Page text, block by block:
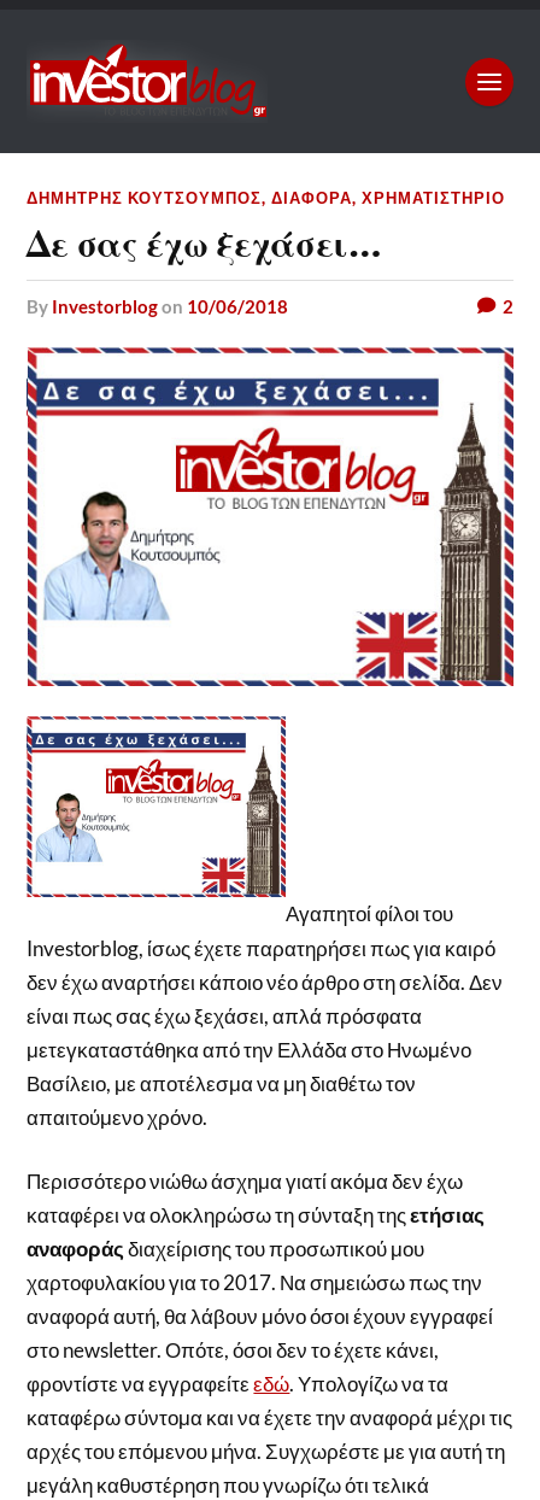
ΔΗΜΉΤΡΗΣ ΚΟΥΤΣΟΥΜΠΌΣ,ΔΙΆΦΟΡΑ,ΧΡΗΜΑΤΙΣΤΉΡΙΟ
Δε σας έχω ξεχάσει…
by Investorblogon 10/06/2018 2
Αγαπητοί φίλοι του
Investorblog, ίσως έχετε παρατηρήσει πως για καιρό
δεν έχω αναρτήσει κάποιο νέο άρθρο στη σελίδα. Δεν
είναι πως σας έχω ξεχάσει, απλά πρόσφατα
μετεγκαταστάθηκα από την Ελλάδα στο Ηνωμένο
Βασίλειο, με αποτέλεσμα να μη διαθέτω τον
απαιτούμενο χρόνο.
Περισσότερο νιώθω άσχημα γιατί ακόμα δεν έχω
καταφέρει να ολοκληρώσω τη σύνταξη τηςετήσιας
αναφοράςδιαχείρισης του προσωπικού μου
χαρτοφυλακίου για το 2017. Να σημειώσω πως την
αναφορά αυτή, θα λάβουν μόνο όσοι έχουν εγγραφεί
στο newsletter. Οπότε, όσοι δεν το έχετε κάνει,
φροντίστε να εγγραφείτεεδώ. Υπολογίζω να τα
καταφέρω σύντομα και να έχετε την αναφορά μέχρι τις
αρχές του επόμενου μήνα. Συγχωρέστε με για αυτή τη
μεγάλη καθυστέρηση που γνωρίζω ότι τελικά